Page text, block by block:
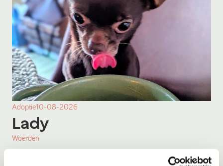
Adoptie10-08-2026
Lady
Woerden